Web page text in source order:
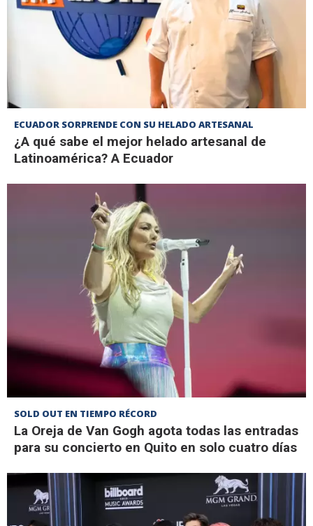
ECUADOR SORPRENDE CON SU HELADO ARTESANAL
¿A qué sabe el mejor helado artesanal de
Latinoamérica? A Ecuador
SOLD OUT EN TIEMPO RÉCORD
La Oreja de Van Gogh agota todas las entradas
para su concierto en Quito en solo cuatro días